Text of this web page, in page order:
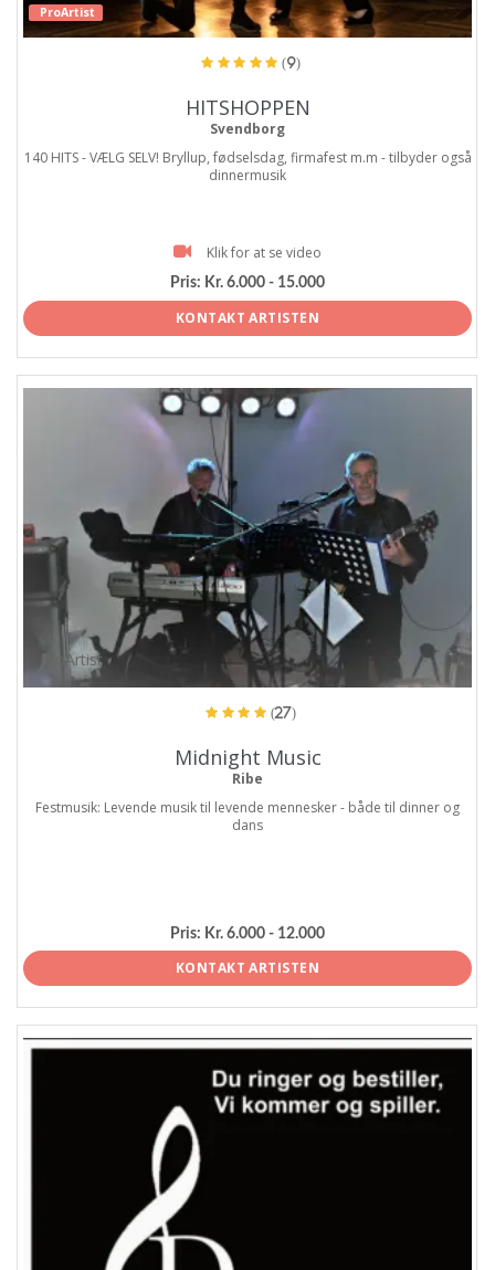
ProArtist
(9)
HITSHOPPEN
Svendborg
140 HITS - VÆLG SELV! Bryllup, fødselsdag, firmafest m.m - tilbyder også
dinnermusik
Klik for at se video
Pris: Kr. 6.000 - 15.000
KONTAKT ARTISTEN
ProArtist
(27)
Midnight Music
Ribe
Festmusik: Levende musik til levende mennesker - både til dinner og
dans
Pris: Kr. 6.000 - 12.000
KONTAKT ARTISTEN